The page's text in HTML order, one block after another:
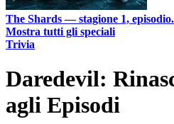
The Shards — stagione 1,
Mostra tutti gli speciali
Trivia
Daredevil:
agli Episodi